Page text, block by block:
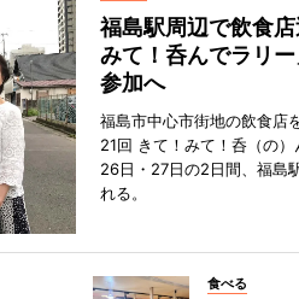
福島駅周辺で飲食店
みて！呑んでラリ
参加へ
福島市中心市街地の飲食店
21回 きて！みて！呑（の
26日・27日の2日間、福島
れる。
食べる